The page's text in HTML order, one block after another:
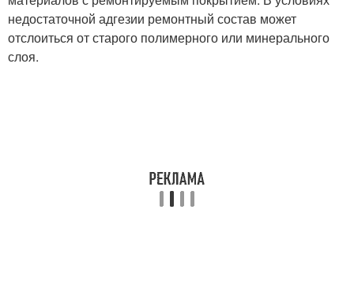
недостаточной адгезии ремонтный состав может
отслоиться от старого полимерного или минерального
слоя.